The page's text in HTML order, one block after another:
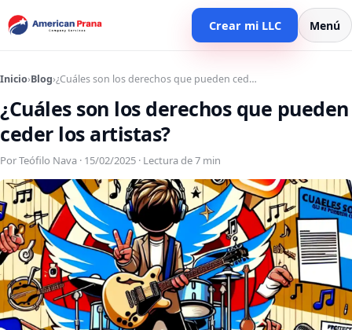
Crear mi LLC Menú
Inicio›Blog›¿Cuáles son los derechos que pueden ced…
¿Cuáles son los derechos que pueden
ceder los artistas?
Por Teófilo Nava · 15/02/2025 · Lectura de 7 min